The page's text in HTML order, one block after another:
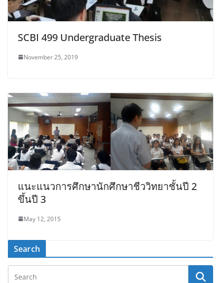
SCBI 499 Undergraduate Thesis
November 25, 2019
แนะแนวการศึกษานักศึกษาชีววิทยาชั้นปี 2
ขึ้นปี 3
May 12, 2015
Search